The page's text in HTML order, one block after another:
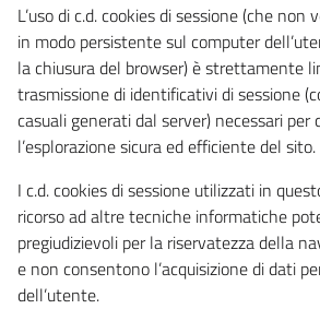
L’uso di c.d. cookies di sessione (che
in modo persistente sul computer
la chiusura del browser) è strettamente
trasmissione di identificativi di sessione
casuali generati dal server) necessari per
l’esplorazione sicura ed efficiente del sito.
I c.d. cookies di sessione utilizzati in
ricorso ad altre tecniche informatiche
pregiudizievoli per la riservatezza della
e non consentono l’acquisizione di dati
dell’utente.